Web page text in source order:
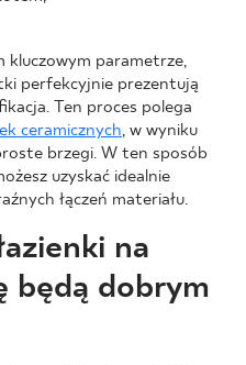
kluczowym parametrze,
perfekcyjnie prezentują
Ten proces polega
ceramicznych, w wyniku
brzegi. W ten sposób
uzyskać idealnie
łączeń materiału.
na
będą dobrym